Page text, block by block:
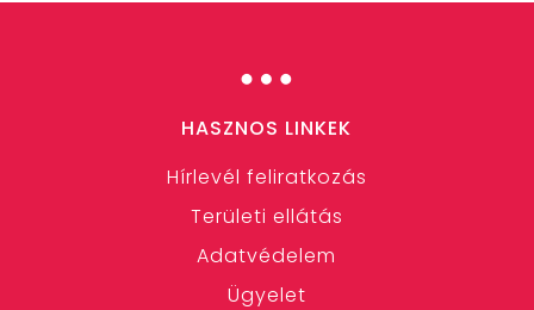
…
HASZNOS LINKEK
Hírlevél feliratkozás
Területi ellátás
Adatvédelem
Ügyelet